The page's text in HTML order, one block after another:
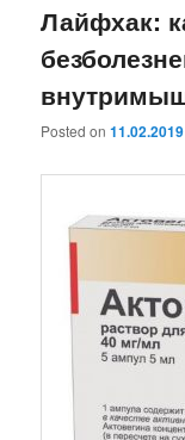
Лайфхак:
Posted on11.02.2019